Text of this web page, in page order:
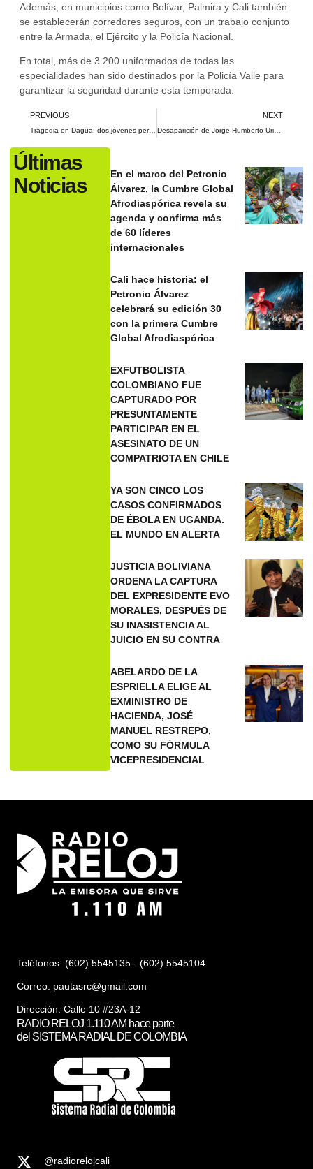
Además, en municipios como Bolívar, Palmira y Cali también
se establecerán corredores seguros, con un trabajo conjunto
entre la Armada, el Ejército y la Policía Nacional.
En total, más de 3.200 uniformados de todas las
especialidades han sido destinados por la Policía Valle para
garantizar la seguridad durante esta temporada.
PREVIOUS
Tragedia en Dagua: dos jóvenes perdieron la vida tras el derrumbe de su casa
NEXT
Desaparición de Jorge Humberto Uribe: crece la incertidumbre tras el hallazgo de su carro en Navarro
Últimas
Noticias
En el marco del Petronio
Álvarez, la Cumbre Global
Afrodiaspórica revela su
agenda y confirma más
de 60 líderes
internacionales
Cali hace historia: el
Petronio Álvarez
celebrará su edición 30
con la primera Cumbre
Global Afrodiaspórica
EXFUTBOLISTA
COLOMBIANO FUE
CAPTURADO POR
PRESUNTAMENTE
PARTICIPAR EN EL
ASESINATO DE UN
COMPATRIOTA EN CHILE
YA SON CINCO LOS
CASOS CONFIRMADOS
DE ÉBOLA EN UGANDA.
EL MUNDO EN ALERTA
JUSTICIA BOLIVIANA
ORDENA LA CAPTURA
DEL EXPRESIDENTE EVO
MORALES, DESPUÉS DE
SU INASISTENCIA AL
JUICIO EN SU CONTRA
ABELARDO DE LA
ESPRIELLA ELIGE AL
EXMINISTRO DE
HACIENDA, JOSÉ
MANUEL RESTREPO,
COMO SU FÓRMULA
VICEPRESIDENCIAL
Teléfonos: (602) 5545135 - (602) 5545104
Correo: pautasrc@gmail.com
Dirección: Calle 10 #23A-12
RADIO RELOJ 1.110 AM hace parte
del SISTEMA RADIAL DE COLOMBIA
@radiorelojcali